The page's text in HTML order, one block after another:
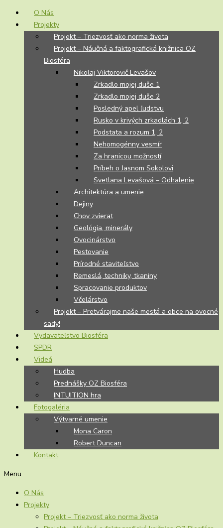
O Nás
Projekty
Projekt – Triezvosť ako norma života
Projekt – Náučná a faktografická knižnica OZ
Biosféra
Nikolaj Viktorovič Levašov
Zrkadlo mojej duše 1
Zrkadlo mojej duše 2
Posledný apel ľudstvu
Rusko v krivých zrkadlách 1, 2
Podstata a rozum 1, 2
Nehomogénny vesmír
Za hranicou možností
Príbeh o Jasnom Sokolovi
Svetlana Levašová – Odhalenie
Architektúra a umenie
Dejiny
Chov zvierat
Geológia, minerály
Ovocinárstvo
Pestovanie
Prírodné staviteľstvo
Remeslá, techniky, tkaniny
Spracovanie produktov
Včelárstvo
Projekt – Pretvárajme naše mestá a obce na ovocné
sady!
Vydavateľstvo Biosféra
SPDR
Videá
Hudba
Prednášky OZ Biosféra
INTUITION hra
Fotogaléria
Výtvarné umenie
Mona Caron
Robert Duncan
Kontakt
Menu
O Nás
Projekty
Projekt – Triezvosť ako norma života